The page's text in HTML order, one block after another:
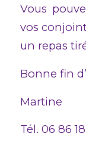
Vous
vos
un repas
Bonne fin
Martine
Tél. 06 86